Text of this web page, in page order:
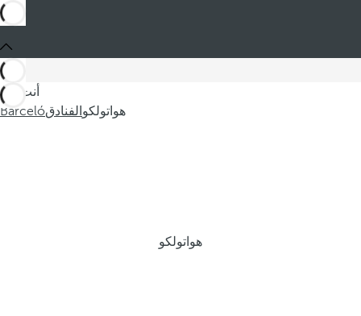
أنت في
Barcelóالفنادق هواتولكو
هواتولكو